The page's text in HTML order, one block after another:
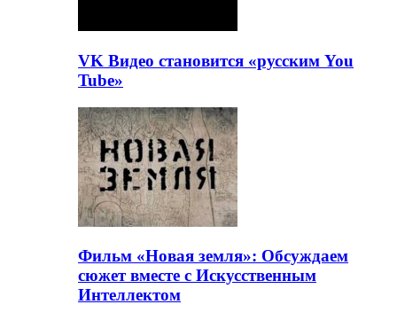
VK Видео становится «русским You
Tube»
Фильм «Новая земля»: Обсуждаем
сюжет вместе с Искусственным
Интеллектом